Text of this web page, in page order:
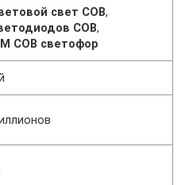
свет COB,
COB,
COB светофор